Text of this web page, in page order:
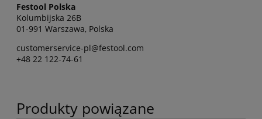
Festool Polska
Kolumbijska 26B
01-991 Warszawa, Polska
customerservice-pl@festool.com
+48 22 122-74-61
Produkty powiązane